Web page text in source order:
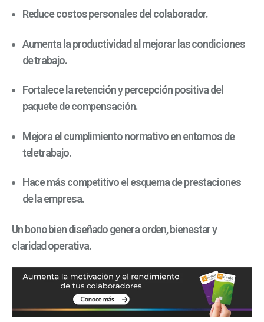
Reduce costos personales del colaborador.
Aumenta la productividad al mejorar las condiciones
de trabajo.
Fortalece la retención y percepción positiva del
paquete de compensación.
Mejora el cumplimiento normativo en entornos de
teletrabajo.
Hace más competitivo el esquema de prestaciones
de la empresa.
Un bono bien diseñado genera orden, bienestar y
claridad operativa.